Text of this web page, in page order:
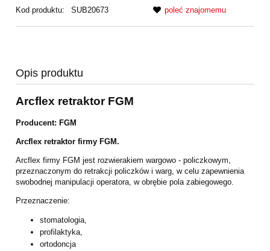
Kod produktu:
SUB20673
poleć znajomemu
Opis produktu
Arcflex retraktor FGM
Producent: FGM
Arcflex retraktor firmy FGM.
Arcflex firmy FGM jest rozwierakiem wargowo - policzkowym,
przeznaczonym do retrakcji policzków i warg, w celu zapewnienia
swobodnej manipulacji operatora, w obrębie pola zabiegowego.
Przeznaczenie:
stomatologia,
profilaktyka,
ortodoncja